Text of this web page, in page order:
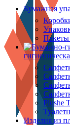
Бумажная
Plushe
Изделия из